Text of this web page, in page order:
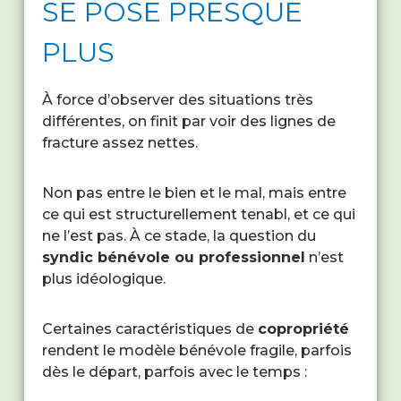
SE POSE PRESQUE
PLUS
À force d’observer des situations très
différentes, on finit par voir des lignes de
fracture assez nettes.
Non pas entre le bien et le mal, mais entre
ce qui est structurellement tenabl, et ce qui
ne l’est pas. À ce stade, la question du
syndic bénévole ou professionnel n’est
plus idéologique.
Certaines caractéristiques de copropriété
rendent le modèle bénévole fragile, parfois
dès le départ, parfois avec le temps :